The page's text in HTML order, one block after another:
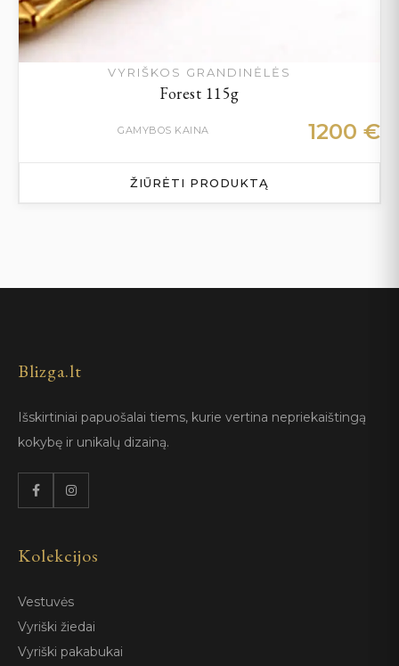
VYRIŠKOS GRANDINĖLĖS
Forest 115g
GAMYBOS KAINA 1200 €
ŽIŪRĖTI PRODUKTĄ
Blizga.lt
Išskirtiniai papuošalai tiems, kurie vertina nepriekaištingą
kokybę ir unikalų dizainą.
Kolekcijos
Vestuvės
Vyriški žiedai
Vyriški pakabukai